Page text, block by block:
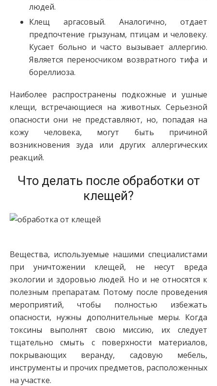
людей.
Клещ аргасовый. Аналогично, отдает
предпочтение грызунам, птицам и человеку.
Кусает больно и часто вызывает аллергию.
Является переносчиком возвратного тифа и
бореллиоза.
Наиболее распространены подкожные и ушные
клещи, встречающиеся на животных. Серьезной
опасности они не представляют, но, попадая на
кожу человека, могут быть причиной
возникновения зуда или других аллергических
реакций.
Что делать после обработки от
клещей?
Вещества, используемые нашими специалистами
при уничтожении клещей, не несут вреда
экологии и здоровью людей. Но и не относятся к
полезным препаратам. Потому после проведения
мероприятий, чтобы полностью избежать
опасности, нужны дополнительные меры. Когда
токсины выполнят свою миссию, их следует
тщательно смыть с поверхности материалов,
покрывающих веранду, садовую мебель,
инструменты и прочих предметов, расположенных
на участке.